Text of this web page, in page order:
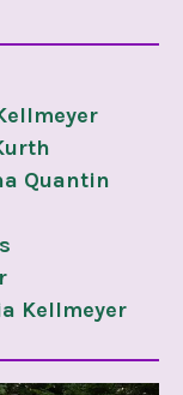
Quantin
Kellmeyer